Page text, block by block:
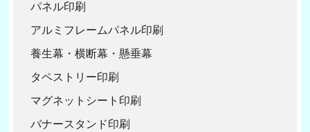
パネル印刷
アルミフレームパネル印刷
養生幕・横断幕・懸垂幕
タペストリー印刷
マグネットシート印刷
バナースタンド印刷